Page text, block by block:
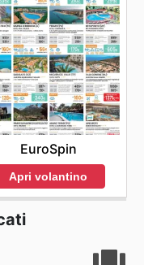
EuroSpin
Apri volantino